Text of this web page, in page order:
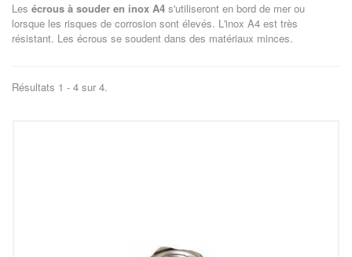
Les écrous à souder en inox A4 s'utiliseront en bord de mer ou
lorsque les risques de corrosion sont élevés. L'inox A4 est très
résistant. Les écrous se soudent dans des matériaux minces.
Résultats 1 - 4 sur 4.